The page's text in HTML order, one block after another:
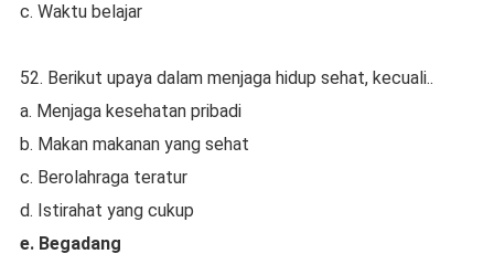
c. Waktu belajar
52. Berikut upaya dalam menjaga hidup sehat, kecuali..
a. Menjaga kesehatan pribadi
b. Makan makanan yang sehat
c. Berolahraga teratur
d. Istirahat yang cukup
e. Begadang